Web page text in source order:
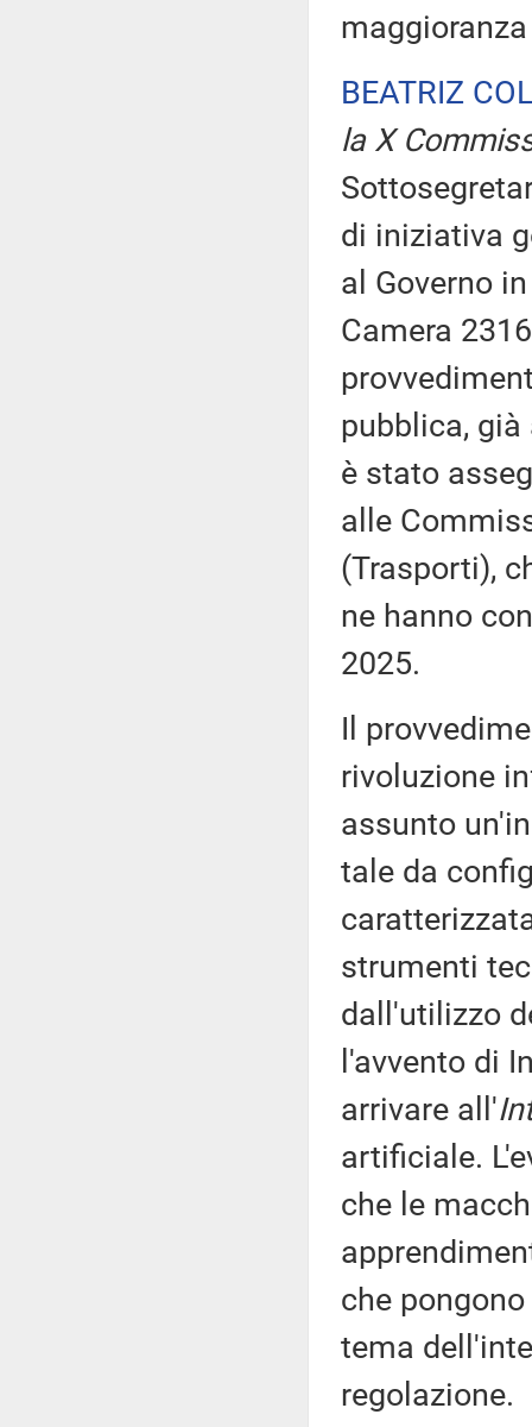
BEATRIZ
la X
di iniziativa
al Governo
Camera
pubblica, già
è stato
alle
(Trasporti),
ne hanno
2025.
Il
rivoluzione
assunto
tale da
strumenti
dall'utilizzo
l'avvento di
arrivare all'
artificiale.
che le
che
tema
regolazione.